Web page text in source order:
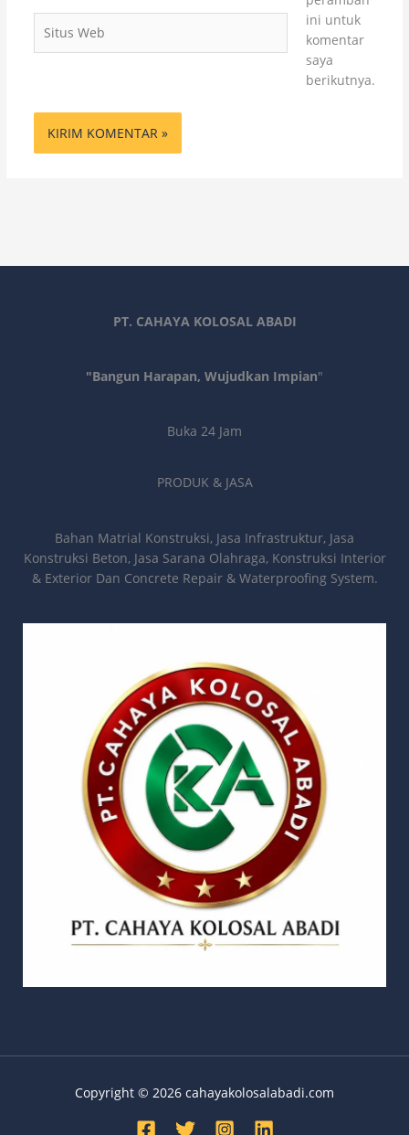
Web
ini untuk
komentar
saya
berikutnya.
PT. CAHAYA KOLOSAL ABADI
"Bangun Harapan, Wujudkan Impian"
Buka 24 Jam
PRODUK & JASA
Bahan Matrial Konstruksi, Jasa Infrastruktur, Jasa
Konstruksi Beton, Jasa Sarana Olahraga, Konstruksi Interior
& Exterior Dan Concrete Repair & Waterproofing System.
Copyright © 2026 cahayakolosalabadi.com